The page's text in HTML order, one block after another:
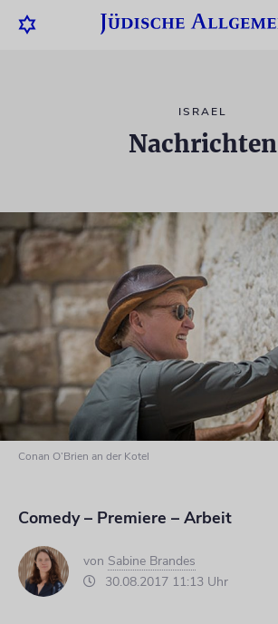
ISRAEL
Nachrichten
Conan O’Brien an der Kotel
Comedy – Premiere – Arbeit
von Sabine Brandes
30.08.2017 11:13 Uhr